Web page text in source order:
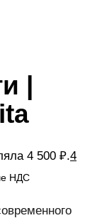
|
4 500 ₽.4
НДС